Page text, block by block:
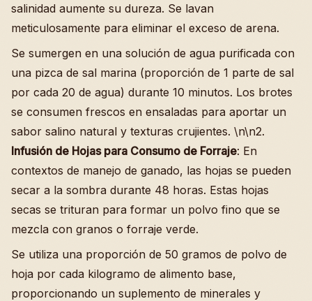
salinidad aumente su dureza. Se lavan
meticulosamente para eliminar el exceso de arena.
Se sumergen en una solución de agua purificada con
una pizca de sal marina (proporción de 1 parte de sal
por cada 20 de agua) durante 10 minutos. Los brotes
se consumen frescos en ensaladas para aportar un
sabor salino natural y texturas crujientes. \n\n2.
Infusión de Hojas para Consumo de Forraje: En
contextos de manejo de ganado, las hojas se pueden
secar a la sombra durante 48 horas. Estas hojas
secas se trituran para formar un polvo fino que se
mezcla con granos o forraje verde.
Se utiliza una proporción de 50 gramos de polvo de
hoja por cada kilogramo de alimento base,
proporcionando un suplemento de minerales y